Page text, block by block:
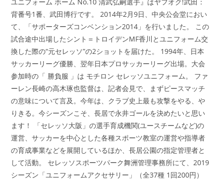
背番号1番、武田博行です。 2014年2月9日、中央公会堂におい
て、「サポーターズコンベンション2014」を行いました。 この
試合途中出場したシント＝トロイデンMF香川とユニフォーム交
換した際の“元セレッソ”の2ショットを届けた。 1994年、日本
サッカーリーグ優勝、翌年日本プロサッカーリーグ出場。大会
参加時の「 勝負服 」は モチロン セレッソユニフォーム。 ファ
ーレン長崎の高木琢也監督は、記者会見で、まずピースマッチ
の意味について言及。今年は、クラブ史上最も攻撃をやる、や
りきる。今シーズンこそ、長居で永井ゴールを決めたいと思い
ます！ 「セレッソ大阪」の選手育成機関(ユースチームなど)の
運営、サッカーを中心とした各種スポーツ教室の運営や指導者
の育成事業などを展開しているほか、長居公園の指定管理者と
して活動。 セレッソスポーツパーク舞洲管理事務所にて、2019
シーズン「ユニフォームアクセサリー」（全37種 1回200円）